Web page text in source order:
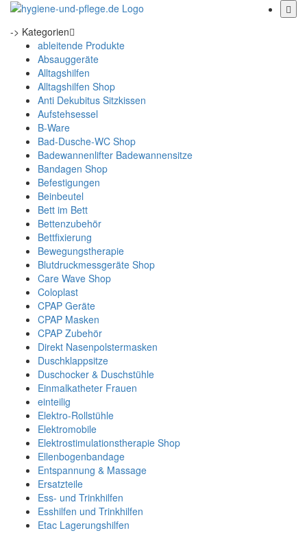
-> Kategorien
ableitende Produkte
Absauggeräte
Alltagshilfen
Alltagshilfen Shop
Anti Dekubitus Sitzkissen
Aufstehsessel
B-Ware
Bad-Dusche-WC Shop
Badewannenlifter Badewannensitze
Bandagen Shop
Befestigungen
Beinbeutel
Bett im Bett
Bettenzubehör
Bettfixierung
Bewegungstherapie
Blutdruckmessgeräte Shop
Care Wave Shop
Coloplast
CPAP Geräte
CPAP Masken
CPAP Zubehör
Direkt Nasenpolstermasken
Duschklappsitze
Duschocker & Duschstühle
Einmalkatheter Frauen
einteilig
Elektro-Rollstühle
Elektromobile
Elektrostimulationstherapie Shop
Ellenbogenbandage
Entspannung & Massage
Ersatzteile
Ess- und Trinkhilfen
Esshilfen und Trinkhilfen
Etac Lagerungshilfen